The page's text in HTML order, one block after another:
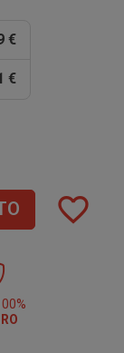
€
€
favorite_border